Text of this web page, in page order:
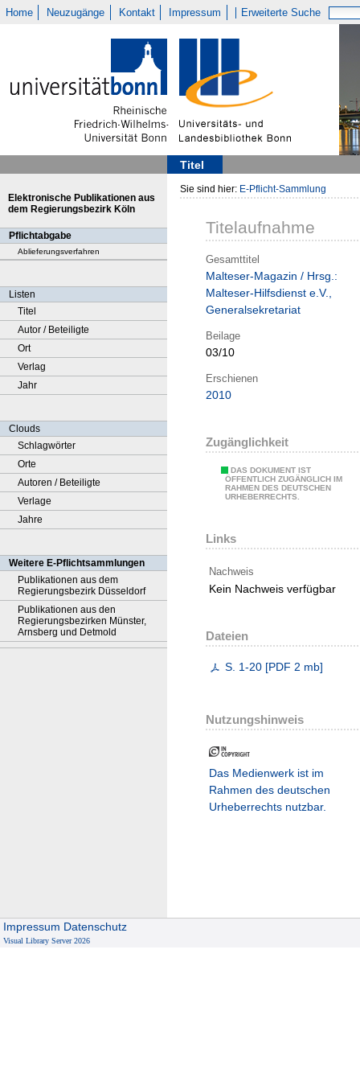
Home Neuzugänge Kontakt Impressum Erweiterte Suche
Titel
Elektronische Publikationen aus
dem Regierungsbezirk Köln
Pflichtabgabe
Ablieferungsverfahren
Listen
Titel
Autor / Beteiligte
Ort
Verlag
Jahr
Clouds
Schlagwörter
Orte
Autoren / Beteiligte
Verlage
Jahre
Weitere E-Pflichtsammlungen
Publikationen aus dem
Regierungsbezirk Düsseldorf
Publikationen aus den
Regierungsbezirken Münster,
Arnsberg und Detmold
Sie sind hier: E-Pflicht-Sammlung
Titelaufnahme
Gesamttitel
Malteser-Magazin / Hrsg.:
Malteser-Hilfsdienst e.V.,
Generalsekretariat
Beilage
03/10
Erschienen
2010
Zugänglichkeit
DAS DOKUMENT IST
ÖFFENTLICH ZUGÄNGLICH IM
RAHMEN DES DEUTSCHEN
URHEBERRECHTS.
Links
Nachweis
Kein Nachweis verfügbar
Dateien
S. 1-20 [PDF 2 mb]
Nutzungshinweis
Das Medienwerk ist im
Rahmen des deutschen
Urheberrechts nutzbar.
Impressum Datenschutz
Visual Library Server 2026